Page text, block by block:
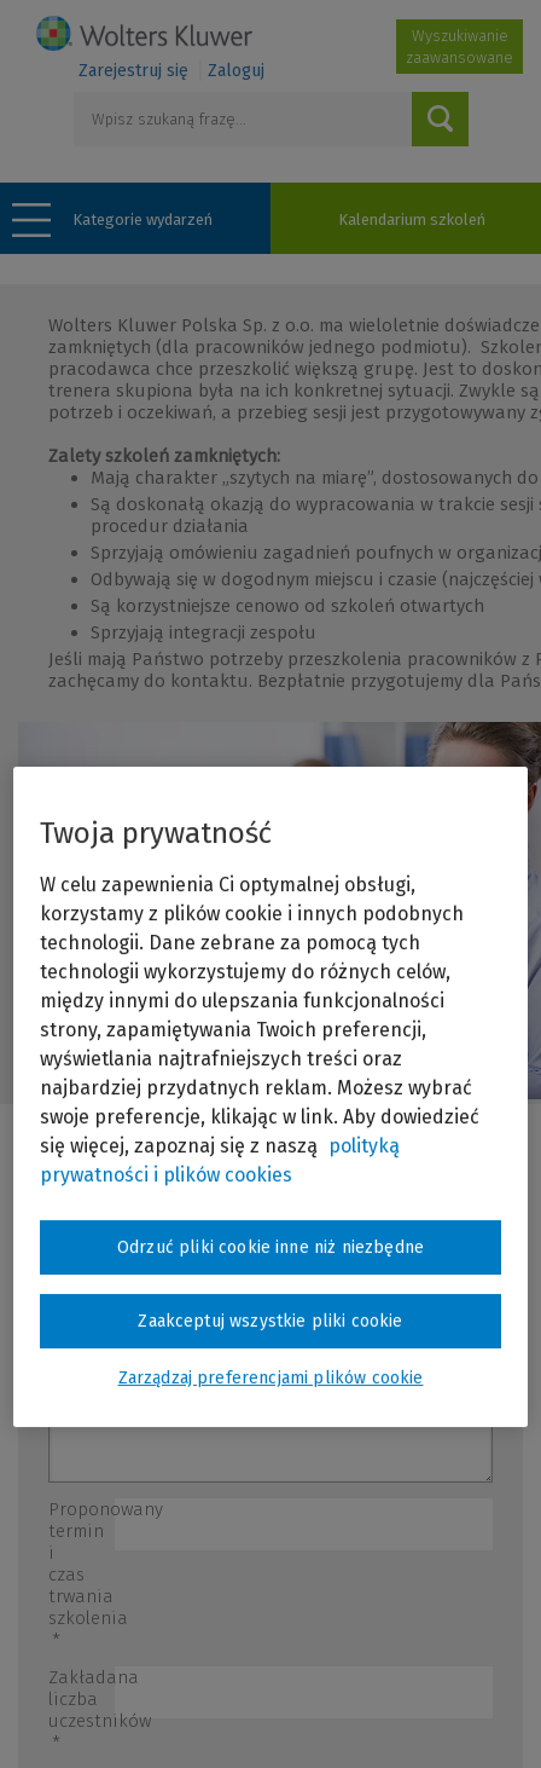
Zarejestruj się Zaloguj
Wyszukiwanie
zaawansowane
Kategorie wydarzeń Kalendarium szkoleń
Wolters Kluwer Polska Sp. z o.o. ma wieloletnie
zamkniętych (dla pracowników jednego podmiotu).
pracodawca chce przeszkolić większą grupę. Jest to
trenera skupiona była na ich konkretnej sytuacji. Zwykle
potrzeb i oczekiwań, a przebieg sesji jest przygotowywany
Zalety szkoleń zamkniętych:
Mają charakter „szytych na miarę”, dostosowanych
Są doskonałą okazją do wypracowania w trakcie
procedur działania
Sprzyjają omówieniu zagadnień poufnych w
Odbywają się w dogodnym miejscu i czasie
Są korzystniejsze cenowo od szkoleń otwartych
Sprzyjają integracji zespołu
Jeśli mają Państwo potrzeby przeszkolenia pracowników z
zachęcamy do kontaktu. Bezpłatnie przygotujemy dla
Temat
Proponowany
termin
i
czas
trwania
szkolenia
*
Zakładana
liczba
uczestników
*
Twoja prywatność
W celu zapewnienia Ci optymalnej obsługi,
korzystamy z plików cookie i innych podobnych
technologii. Dane zebrane za pomocą tych
technologii wykorzystujemy do różnych celów,
między innymi do ulepszania funkcjonalności
strony, zapamiętywania Twoich preferencji,
wyświetlania najtrafniejszych treści oraz
najbardziej przydatnych reklam. Możesz wybrać
swoje preferencje, klikając w link. Aby dowiedzieć
się więcej, zapoznaj się z naszą
polityką
prywatności i plików cookies
Zarządzaj preferencjami plików cookie
Odrzuć pliki cookie inne niż niezbędne
Zaakceptuj wszystkie pliki cookie